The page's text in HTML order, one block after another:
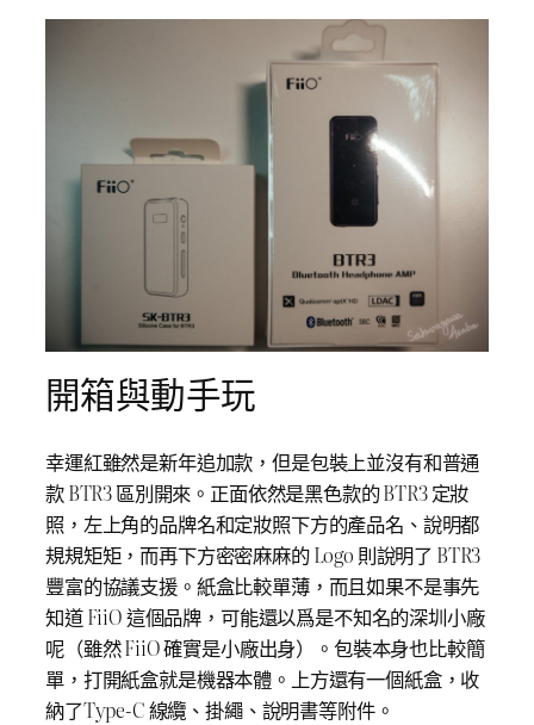
開箱與動手玩
幸運紅雖然是新年追加款，但是包裝上並沒有和普通
款 BTR3 區別開來。正面依然是黑色款的 BTR3 定妝
照，左上角的品牌名和定妝照下方的產品名、說明都
規規矩矩，而再下方密密麻麻的 Logo 則說明了 BTR3
豐富的協議支援。紙盒比較單薄，而且如果不是事先
知道 FiiO 這個品牌，可能還以爲是不知名的深圳小廠
呢（雖然 FiiO 確實是小廠出身）。包裝本身也比較簡
單，打開紙盒就是機器本體。上方還有一個紙盒，收
納了Type-C 線纜、掛繩、說明書等附件。